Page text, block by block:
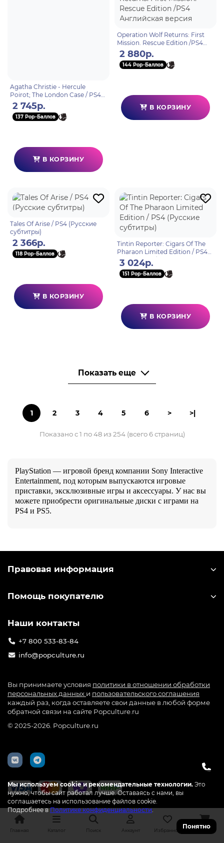
Agatha Christie - Hercule
Poirot; The London Case / PS4
(Русские субтитры)
2 745р.
137 Pop-Баллов
В КОРЗИНУ
Operation Wolf Returns: First
Mission. Rescue Edition /PS4
Английская версия
2 880р.
144 Pop-Баллов
В КОРЗИНУ
Tales Of Arise / PS4 (Русские
субтитры)
2 366р.
118 Pop-Баллов
В КОРЗИНУ
Tintin Reporter: Cigars Of The
Pharaon Limited Edition / PS4
(Русские субтитры)
3 024р.
151 Pop-Баллов
В КОРЗИНУ
Показать еще
1 2 3 4 5 6 > >|
Показано с 1 по 48 из 254 (всего 6 страниц)
PlayStation — игровой бренд компании Sony Interactive
Entertainment, под которым выпускаются игровые
приставки, эксклюзивные игры и аксессуары. У нас вы
можете приобрести оригинальные диски с играми на
PS4 и PS5.
Мы используем cookie и рекомендательные технологии. Это
нужно, чтобы сайт работал лучше. Оставаясь с нами, вы
соглашаетесь на использование файлов cookie.
Подробнее вПолитике конфиденциальности.
Понятно
Правовая информация
Помощь покупателю
Наши контакты
+7 800 533-83-84
info@popculture.ru
Вы принимаете условия политики в отношении обработки
персональных данных и пользовательского соглашения
каждый раз, когда оставляете свои данные в любой форме
обратной связи на сайте Popculture.ru
© 2025-2026. Popculture.ru
Главная Каталог Поиск Аккаунт Избранное Корзина